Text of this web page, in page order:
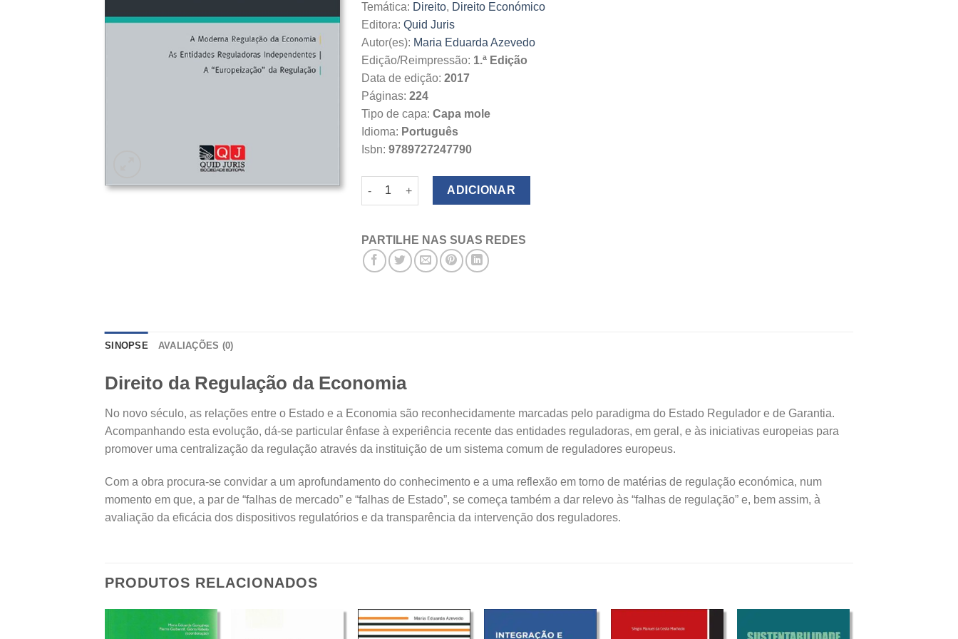
19.50€.17.55€.
Temática: Direito, Direito Económico
Editora: Quid Juris
Autor(es): Maria Eduarda Azevedo
Edição/Reimpressão: 1.ª Edição
Data de edição: 2017
Páginas: 224
Tipo de capa: Capa mole
Idioma: Português
Isbn: 9789727247790
Quantidade de Direito da Regulação da Economia
ADICIONAR
PARTILHE NAS SUAS REDES
SINOPSE AVALIAÇÕES (0)
Direito da Regulação da Economia
No novo século, as relações entre o Estado e a Economia são reconhecidamente marcadas pelo paradigma do Estado Regulador e de Garantia.
Acompanhando esta evolução, dá-se particular ênfase à experiência recente das entidades reguladoras, em geral, e às iniciativas europeias para
promover uma centralização da regulação através da instituição de um sistema comum de reguladores europeus.
Com a obra procura-se convidar a um aprofundamento do conhecimento e a uma reflexão em torno de matérias de regulação económica, num
momento em que, a par de “falhas de mercado” e “falhas de Estado”, se começa também a dar relevo às “falhas de regulação” e, bem assim, à
avaliação da eficácia dos dispositivos regulatórios e da transparência da intervenção dos reguladores.
PRODUTOS RELACIONADOS